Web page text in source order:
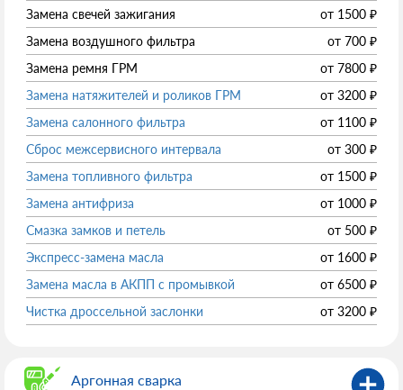
Замена свечей зажигания от 1500 ₽
Замена воздушного фильтра
от 700 ₽
Замена ремня ГРМ
от 7800 ₽
Замена натяжителей и роликов ГРМ
от 3200 ₽
Замена салонного фильтра
от 1100 ₽
Сброс межсервисного интервала
от 300 ₽
Замена топливного фильтра
от 1500 ₽
Замена антифриза
от 1000 ₽
Смазка замков и петель
от 500 ₽
Экспресс-замена масла
от 1600 ₽
Замена масла в АКПП с промывкой
от 6500 ₽
Чистка дроссельной заслонки
от 3200 ₽
Аргонная сварка